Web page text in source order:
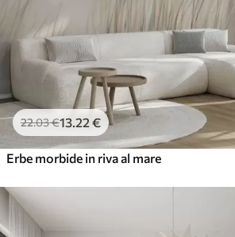
22.03€13 .22 €
Erbe morbide in riva al mare